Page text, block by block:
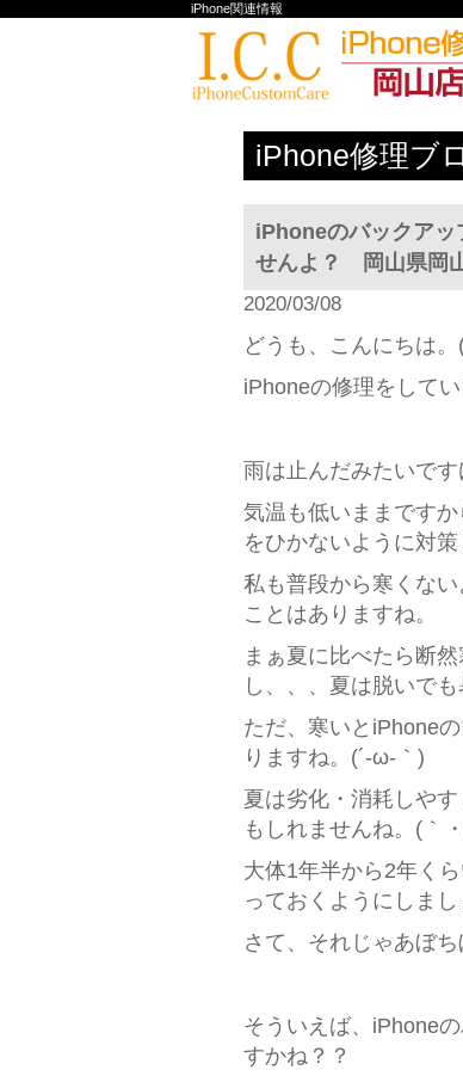
iPhone関連情報
iPhone修理ブ
iPhoneのバックア
せんよ？ 岡山県岡
2020/03/08
どうも、こんにちは
iPhoneの修理をして
雨は止んだみたいで
気温も低いままです
をひかないように対策
私も普段から寒くな
ことはありますね。
まぁ夏に比べたら断
し、、、夏は脱いで
ただ、寒いとiPhone
りますね。(´-ω-｀)
夏は劣化・消耗しや
もしれませんね。(｀
大体1年半から2年く
っておくようにしまし
さて、それじゃあぼ
そういえば、iPhone
すかね？？